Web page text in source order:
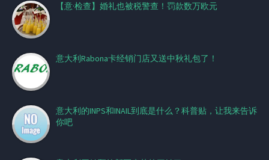
【意·检查】婚礼也被税警查！罚款数万欧元
意大利Rabona卡经销门店又送中秋礼包了！
意大利的INPS和INAIL到底是什么？科普贴，让我来告诉
你吧